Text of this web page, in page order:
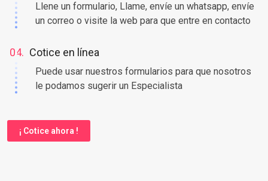
Llene un formulario, Llame, envíe un whatsapp, envíe
un correo o visite la web para que entre en contacto
04. Cotice en línea
Puede usar nuestros formularios para que nosotros
le podamos sugerir un Especialista
¡ Cotice ahora !